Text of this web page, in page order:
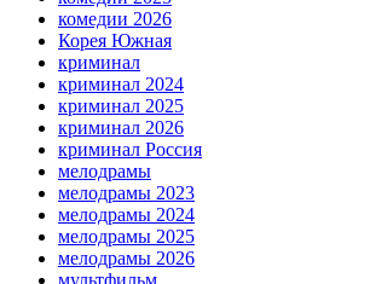
комедии 2026
Корея Южная
криминал
криминал 2024
криминал 2025
криминал 2026
криминал Россия
мелодрамы
мелодрамы 2023
мелодрамы 2024
мелодрамы 2025
мелодрамы 2026